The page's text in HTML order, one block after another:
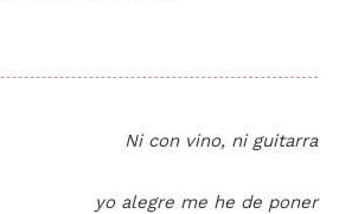
Ni con vino, ni guitarra
yo alegre me he de poner